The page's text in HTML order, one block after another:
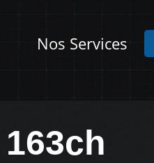
Nos Services